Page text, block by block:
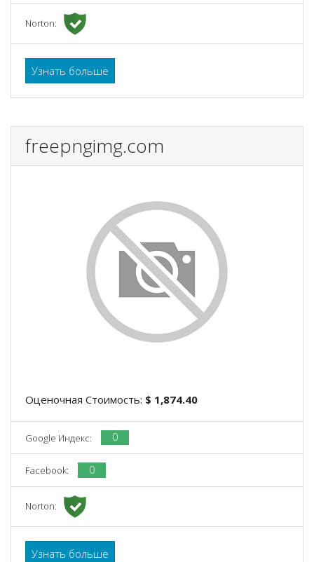
Norton:
Узнать больше
freepngimg.com
Оценочная Стоимость: $ 1,874.40
Google Индекс: 0
Facebook: 0
Norton:
Узнать больше